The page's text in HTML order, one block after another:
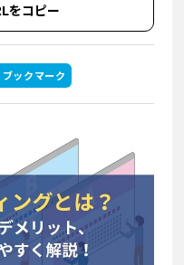
をコピー
ブックマーク